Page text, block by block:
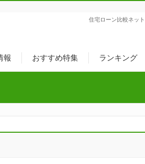
報 おすすめ特集 ランキング
住宅ローン比較ネッ